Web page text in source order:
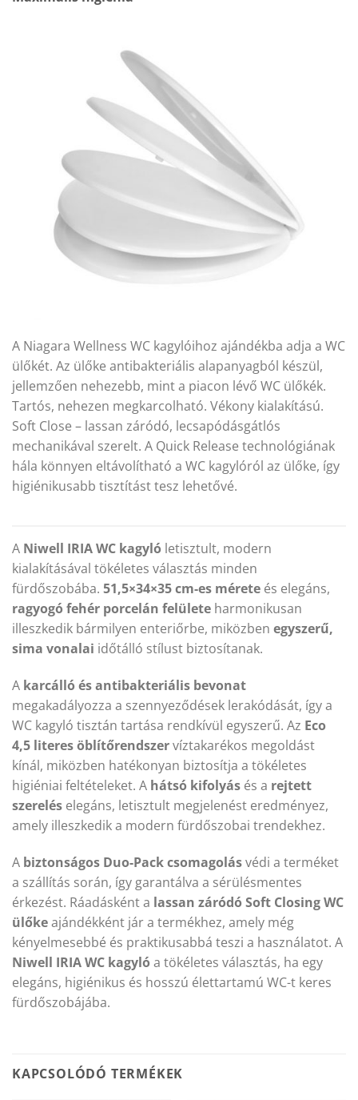
A Niagara Wellness WC kagylóihoz ajándékba adja a WC
ülőkét. Az ülőke antibakteriális alapanyagból készül,
jellemzően nehezebb, mint a piacon lévő WC ülőkék.
Tartós, nehezen megkarcolható. Vékony kialakítású.
Soft Close – lassan záródó, lecsapódásgátlós
mechanikával szerelt. A Quick Release technológiának
hála könnyen eltávolítható a WC kagylóról az ülőke, így
higiénikusabb tisztítást tesz lehetővé.
A Niwell IRIA WC kagyló letisztult, modern
kialakításával tökéletes választás minden
fürdőszobába. 51,5×34×35 cm-es mérete és elegáns,
ragyogó fehér porcelán felülete harmonikusan
illeszkedik bármilyen enteriőrbe, miközben egyszerű,
sima vonalai időtálló stílust biztosítanak.
A karcálló és antibakteriális bevonat
megakadályozza a szennyeződések lerakódását, így a
WC kagyló tisztán tartása rendkívül egyszerű. Az Eco
4,5 literes öblítőrendszervíztakarékos megoldást
kínál, miközben hatékonyan biztosítja a tökéletes
higiéniai feltételeket. A hátsó kifolyás és a rejtett
szerelés elegáns, letisztult megjelenést eredményez,
amely illeszkedik a modern fürdőszobai trendekhez.
A biztonságos Duo-Pack csomagolásvédi a terméket
a szállítás során, így garantálva a sérülésmentes
érkezést. Ráadásként a lassan záródó Soft Closing WC
ülőkeajándékként jár a termékhez, amely még
kényelmesebbé és praktikusabbá teszi a használatot. A
Niwell IRIA WC kagyló a tökéletes választás, ha egy
elegáns, higiénikus és hosszú élettartamú WC-t keres
fürdőszobájába.
KAPCSOLÓDÓ TERMÉKEK